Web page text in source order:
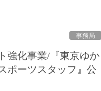
事務局
強化事業/『東京ゆか
ポーツスタッフ』公